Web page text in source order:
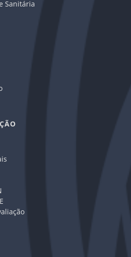
Sanitária